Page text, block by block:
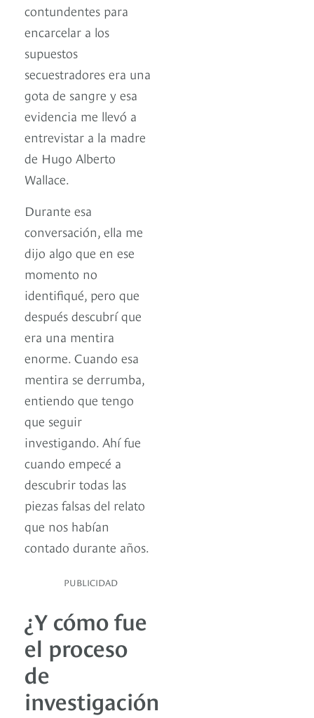
contundentes para
encarcelar a los
supuestos
secuestradores era una
gota de sangre y esa
evidencia me llevó a
entrevistar a la madre
de Hugo Alberto
Wallace.
Durante esa
conversación, ella me
dijo algo que en ese
momento no
identifiqué, pero que
después descubrí que
era una mentira
enorme. Cuando esa
mentira se derrumba,
entiendo que tengo
que seguir
investigando. Ahí fue
cuando empecé a
descubrir todas las
piezas falsas del relato
que nos habían
contado durante años.
PUBLICIDAD
¿Y cómo fue
el proceso
de
investigación